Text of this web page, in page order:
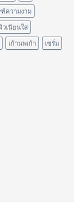
ความงาม
วเนียนใส
เก้านพเก้า
เซรั่ม